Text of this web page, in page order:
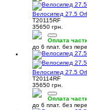
Велосипед 27.5
T20115RF
35650 грн.
Оплата
до 6 плат. без
Велосипед 27.5
T20114RF
35650 грн.
Оплата
до 6 плат. без